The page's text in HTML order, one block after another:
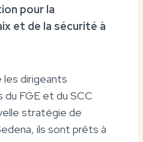
pour la
et de la sécurité à
les dirigeants
FGE et du SCC
stratégie de
ils sont prêts à